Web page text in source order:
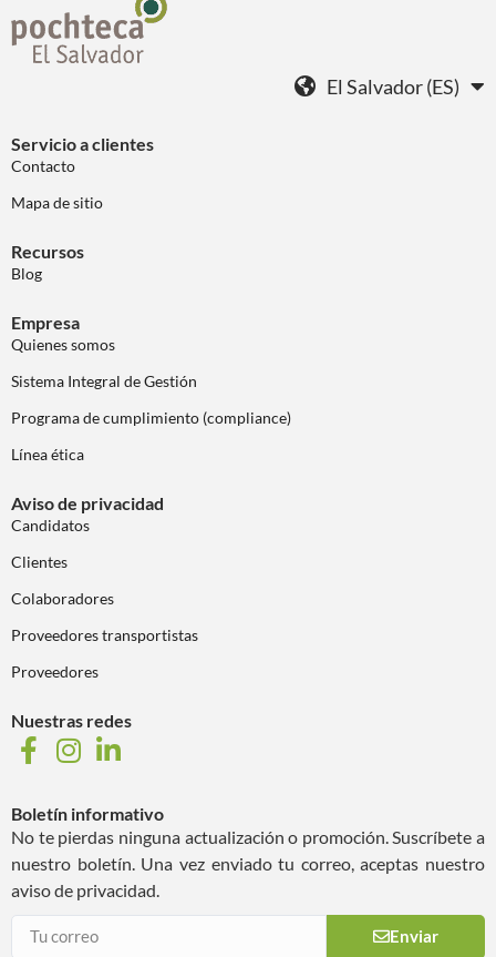
El Salvador (ES)
Servicio a clientes
Contacto
Mapa de sitio
Recursos
Blog
Empresa
Quienes somos
Sistema Integral de Gestión
Programa de cumplimiento (compliance)
Línea ética
Aviso de privacidad
Candidatos
Clientes
Colaboradores
Proveedores transportistas
Proveedores
Nuestras redes
Boletín informativo
No te pierdas ninguna actualización o promoción. Suscríbete a
nuestro boletín. Una vez enviado tu correo, aceptas nuestro
aviso de privacidad.
Enviar